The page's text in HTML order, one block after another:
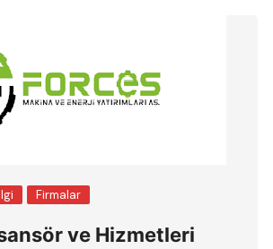
Firmalar
ve Hizmetleri